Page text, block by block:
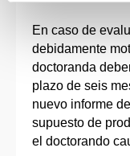
En caso de
debidamente
doctoranda
plazo de seis
nuevo informe
supuesto de
el doctorando